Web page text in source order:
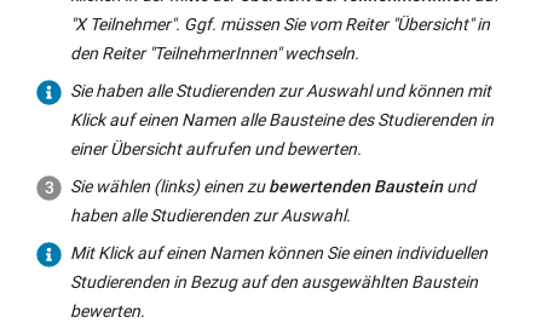
"X Teilnehmer". Ggf. müssen Sie vom Reiter "Übersicht" in
den Reiter "TeilnehmerInnen" wechseln.
Sie haben alle Studierenden zur Auswahl und können mit
Klick auf einen Namen alle Bausteine des Studierenden in
einer Übersicht aufrufen und bewerten.
Sie wählen (links) einen zubewertenden Bausteinund
haben alle Studierenden zur Auswahl.
Mit Klick auf einen Namen können Sie einen individuellen
Studierenden in Bezug auf den ausgewählten Baustein
bewerten.